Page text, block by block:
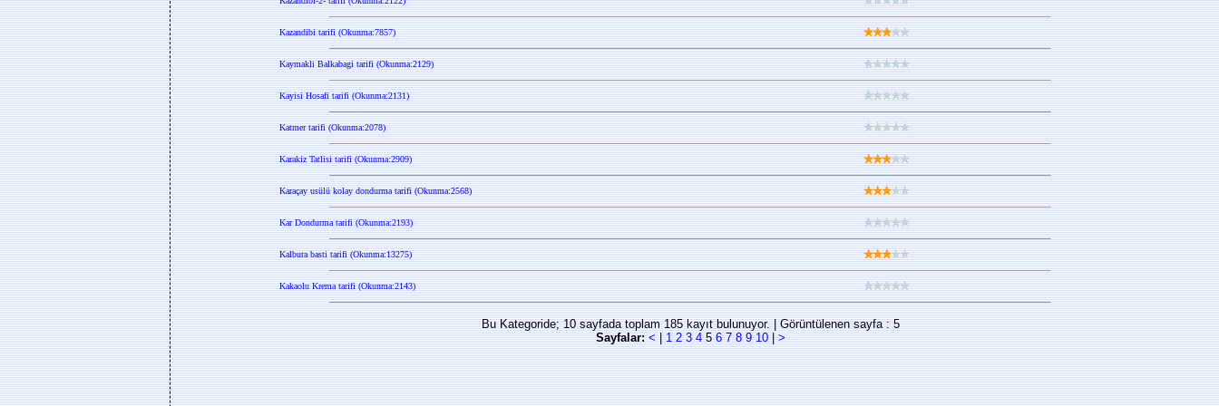
Kazandibi tarifi (Okunma:7857)
Kaymakli Balkabagi tarifi (Okunma:2129)
Kayisi Hosafi tarifi (Okunma:2131)
Katmer tarifi (Okunma:2078)
Karakiz Tatlisi tarifi (Okunma:2909)
Karaçay usülü kolay dondurma tarifi (Okunma:2568)
Kar Dondurma tarifi (Okunma:2193)
Kalbura basti tarifi (Okunma:13275)
Kakaolu Krema tarifi (Okunma:2143)
Bu Kategoride; 10 sayfada toplam 185 kayıt bulunuyor. | Görüntülenen sayfa : 5
Sayfalar: <|1 2 3 456 7 8 9 10|>